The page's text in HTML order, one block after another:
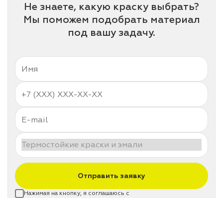
Не знаете, какую краску выбрать?
Мы поможем подобрать материал
под вашу задачу.
Отправить заявку
Нажимая на кнопку, я соглашаюсь с